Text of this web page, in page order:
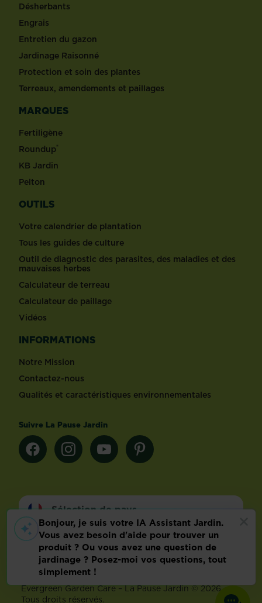
Désherbants
Engrais
Entretien du gazon
Jardinage Raisonné
Protection et soin des plantes
Terreaux, amendements et paillages
MARQUES
Fertiligène
Roundup®
KB Jardin
Pelton
OUTILS
Votre calendrier de plantation
Tous les guides de culture
Outil de diagnostic des parasites, des maladies et des
mauvaises herbes
Calculateur de terreau
Calculateur de paillage
Vidéos
INFORMATIONS
Notre Mission
Contactez-nous
Qualités et caractéristiques environnementales
Suivre La Pause Jardin
Sélection de pays
Footer
Mentions légalesFAQ
Politique relative aux données personnelles
Préférences de cookies
Evergreen Garden Care – La Pause Jardin © 2026 –
Tous droits réservés.